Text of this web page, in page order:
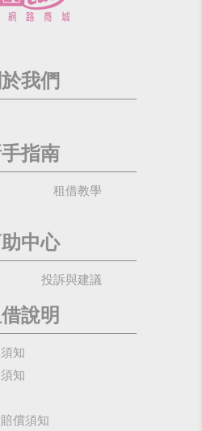
我們
指南
租借教學
中心
投訴與建議
說明
知
知
償須知